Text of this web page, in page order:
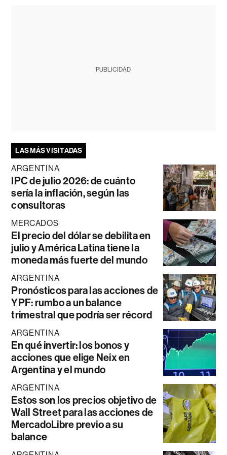
PUBLICIDAD
LAS MÁS VISITADAS
ARGENTINA
IPC de julio 2026: de cuánto
sería la inflación, según las
consultoras
MERCADOS
El precio del dólar se debilita en
julio y América Latina tiene la
moneda más fuerte del mundo
ARGENTINA
Pronósticos para las acciones de
YPF: rumbo a un balance
trimestral que podría ser récord
ARGENTINA
En qué invertir: los bonos y
acciones que elige Neix en
Argentina y el mundo
ARGENTINA
Estos son los precios objetivo de
Wall Street para las acciones de
MercadoLibre previo a su
balance